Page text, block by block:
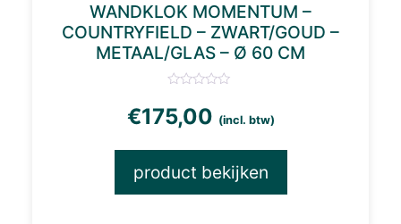
WANDKLOK MOMENTUM –
COUNTRYFIELD – ZWART/GOUD –
METAAL/GLAS – Ø 60 CM
€175,00 (incl. btw)
product bekijken